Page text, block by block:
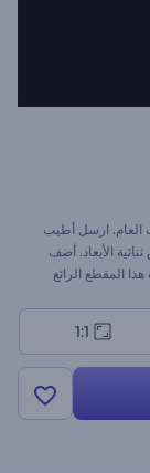
العام. ارسل أطيب
الأبعاد. أضف
المقطع الرائع
1:1